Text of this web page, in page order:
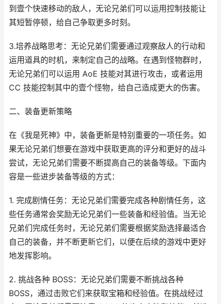
到壹个快速移动的敌人，无论兄弟们可以运用控制技能让
其短暂停顿，给自己争取更多时刻。
3.培养战略思考：无论兄弟们需要通过观察敌人的行动和
运用道具的时机，来制定自己的战略。在遇到怪物群时，
无论兄弟们可以运用 AoE 技能对其进行攻击，或者运用
CC 技能控制其中的壹个怪物，给自己造成更大的伤害。
二、装备更新策略
在《我是死神》中，装备更新是特别重要的一项任务。如
果无论兄弟们想要在游戏中获取更高的评分和更好的战斗
尝试，无论兄弟们需要不断提高自己的装备等级。下面内
容是一些进步装备等级的方式：
1. 完成剧情任务：无论兄弟们需要完成各种剧情任务，这
些任务通常会奖励无论兄弟们一些装备和经验值。当无论
兄弟们完成任务时，无论兄弟们需要根据奖励选择最适合
自己的装备，并不断更新它们，以便在后续的游戏中更好
地发挥影响。
2. 挑战各种 BOSS：无论兄弟们需要不断挑战各种
BOSS，通过击败它们来获取宝箱和经验值。在挑战经过